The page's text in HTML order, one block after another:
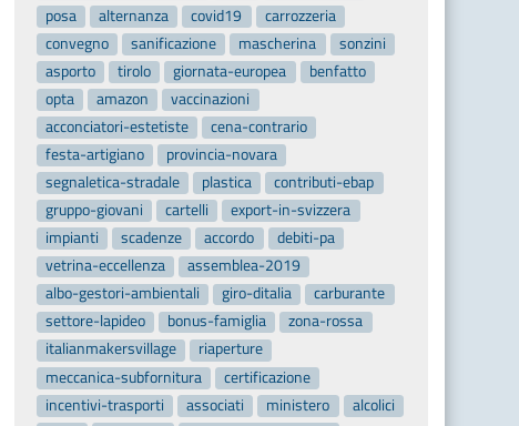
posa
alternanza covid19
carrozzeria
convegno
sanificazione mascherina
sonzini
asporto
tirolo giornata-europea
benfatto
opta
amazon
vaccinazioni
acconciatori-estetiste
cena-contrario
festa-artigiano
provincia-novara
segnaletica-stradale
plastica
contributi-ebap
gruppo-giovani
cartelli
export-in-svizzera
impianti
scadenze accordo
debiti-pa
vetrina-eccellenza
assemblea-2019
albo-gestori-ambientali
giro-ditalia
carburante
settore-lapideo
bonus-famiglia
zona-rossa
italianmakersvillage
riaperture
meccanica-subfornitura
certificazione
incentivi-trasporti
associati ministero
alcolici